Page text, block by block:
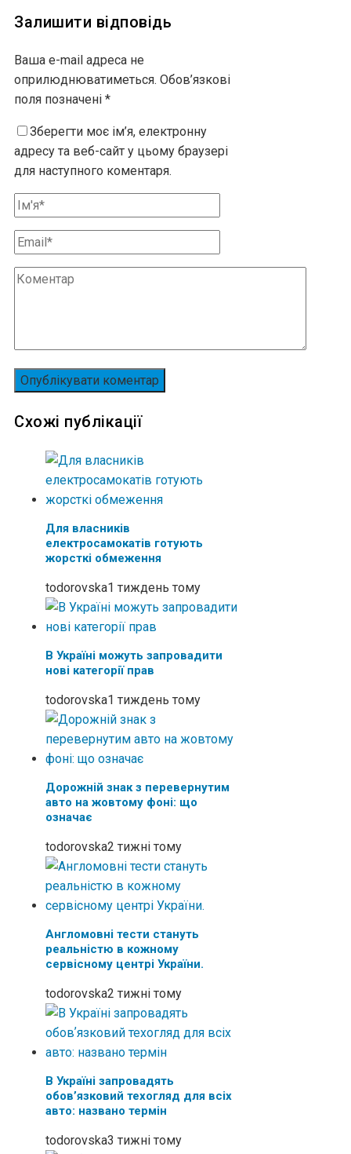
Залишити відповідь
Ваша e-mail адреса не
оприлюднюватиметься. Обов’язкові
поля позначені *
Зберегти моє ім’я, електронну
адресу та веб-сайт у цьому браузері
для наступного коментаря.
Схожі публікації
Для власників
електросамокатів готують
жорсткі обмеження
todorovska1 тиждень тому
В Україні можуть запровадити
нові категорії прав
todorovska1 тиждень тому
Дорожній знак з перевернутим
авто на жовтому фоні: що
означає
todorovska2 тижні тому
Англомовні тести стануть
реальністю в кожному
сервісному центрі України.
todorovska2 тижні тому
В Україні запровадять
обовʼязковий техогляд для всіх
авто: названо термін
todorovska3 тижні тому